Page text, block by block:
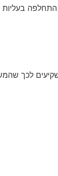
בעליות
התקווה של